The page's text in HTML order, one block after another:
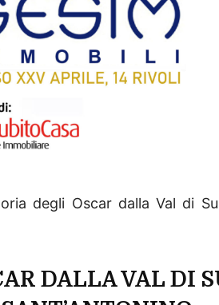
degli Oscar dalla Val di
DALLA VAL DI